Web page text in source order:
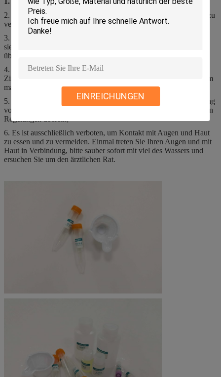
EINREICHUNGEN
2. Lohnaufmerksamkeit zum Versiegeln und von Verschmutzung zu
verhindern;
3. Lesen Sie die Anweisungen sorgfältig vor Gebrauch und sollte
sie, zu verwenden aufhören, wenn sie die Gültigkeitsdauer
übersteigen;
4. Wenn das Produkt einfriert, sollte es vollständig bei
Zimmertemperatur entfrostet werden und benutzt werden, nachdem
man gemischt hat.
5. Überschüssige Flüssigkeit, Abfall, Restprodukte und Behandlung
von verseuchten Verpackungsmaterialien, stimmen bitte mit lokalen
Regelungen überein;
6. Es ist ausschließlich verboten, um Kontakt mit Augen und Haut
zu essen und zu vermeiden. Einmal treten Sie Ihren Augen und mit
Haut in Verbindung, bitte sauber sofort mit viel des Wassers und
ersuchen Sie um den ärztlichen Rat.